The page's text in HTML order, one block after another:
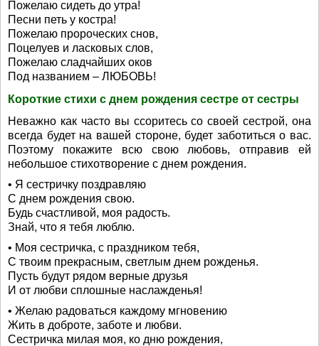
Пожелаю сидеть до утра!
Песни петь у костра!
Пожелаю пророческих снов,
Поцелуев и ласковых слов,
Пожелаю сладчайших оков
Под названием – ЛЮБОВЬ!
Короткие стихи с днем рождения сестре от сестры
Неважно как часто вы ссоритесь со своей сестрой, она
всегда будет на вашей стороне, будет заботиться о вас.
Поэтому покажите всю свою любовь, отправив ей
небольшое стихотворение с днем рождения.
• Я сестричку поздравляю
С днем рождения свою.
Будь счастливой, моя радость.
Знай, что я тебя люблю.
• Моя сестричка, с праздником тебя,
С твоим прекрасным, светлым днем рожденья.
Пусть будут рядом верные друзья
И от любви сплошные наслажденья!
• Желаю радоваться каждому мгновению
Жить в доброте, заботе и любви.
Сестричка милая моя, ко дню рождения,